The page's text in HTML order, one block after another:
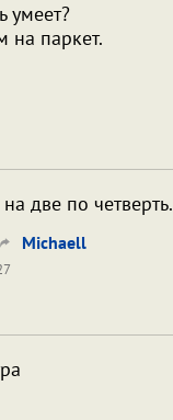
умеет?
на паркет.
две по четверть.
Michaell